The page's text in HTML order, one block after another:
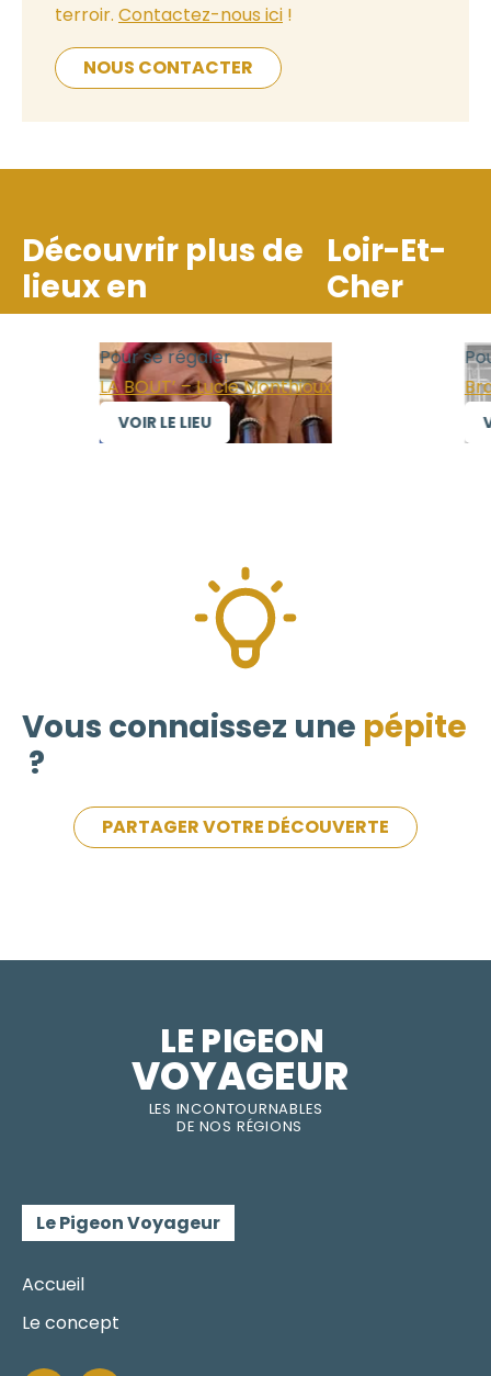
terroir. Contactez-nous ici !
NOUS CONTACTER
Découvrir plus de
lieux en
Loir-Et-
Cher
Pour se régaler
LA BOUT’ – Lucie Monthioux
VOIR LE LIEU
Vous connaissez une pépite
?
PARTAGER VOTRE DÉCOUVERTE
LES INCONTOURNABLES
DE NOS RÉGIONS
LE PIGEON
VOYAGEUR
Le Pigeon Voyageur
Accueil
Le concept